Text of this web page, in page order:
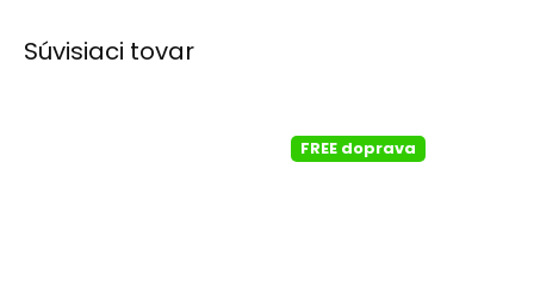
Súvisiaci tovar
FREE doprava